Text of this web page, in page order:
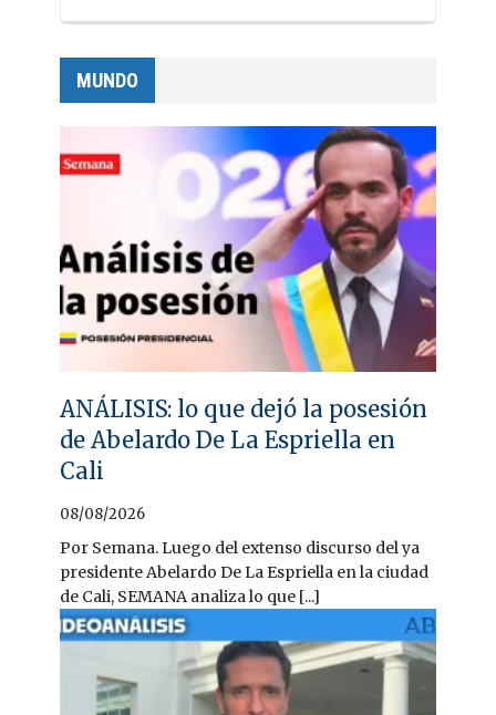
MUNDO
ANÁLISIS: lo que dejó la posesión
de Abelardo De La Espriella en
Cali
08/08/2026
Por Semana. Luego del extenso discurso del ya
presidente Abelardo De La Espriella en la ciudad
de Cali, SEMANA analiza lo que [...]